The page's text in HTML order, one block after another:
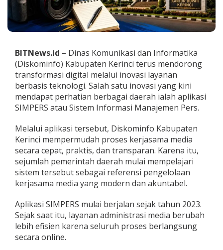
e
r
i
i
,
A
p
l
i
k
s
S
I
M
P
E
R
P
e
r
BITNews.id – Dinas Komunikasi dan Informatika
(Diskominfo) Kabupaten Kerinci terus mendorong
transformasi digital melalui inovasi layanan
berbasis teknologi. Salah satu inovasi yang kini
mendapat perhatian berbagai daerah ialah aplikasi
SIMPERS atau Sistem Informasi Manajemen Pers.
Melalui aplikasi tersebut, Diskominfo Kabupaten
Kerinci mempermudah proses kerjasama media
secara cepat, praktis, dan transparan. Karena itu,
sejumlah pemerintah daerah mulai mempelajari
sistem tersebut sebagai referensi pengelolaan
kerjasama media yang modern dan akuntabel.
Aplikasi SIMPERS mulai berjalan sejak tahun 2023.
Sejak saat itu, layanan administrasi media berubah
lebih efisien karena seluruh proses berlangsung
secara online.